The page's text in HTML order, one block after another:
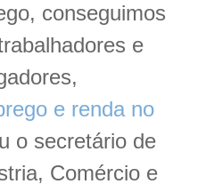
conseguimos
e
e renda no
o secretário de
Comércio e